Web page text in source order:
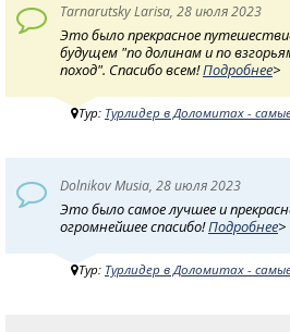
Tarnarutsky Larisa, 28 июля 2023
Это было прекрасное
будущем "по долинам и по
поход". Спасибо всем!Подробнее>
Тур: Турлидер в Доломитах -
Dolnikov Musia, 28 июля 2023
Это было самое лучшее и
огромнейшее спасибо!Подробнее>
Тур: Турлидер в Доломитах -